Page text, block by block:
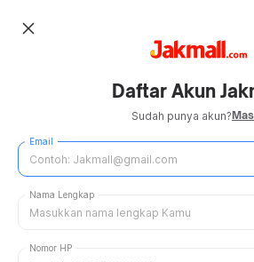
close
Daftar Akun
Sudah punya akun?
Email
Nama Lengkap
Nomor HP